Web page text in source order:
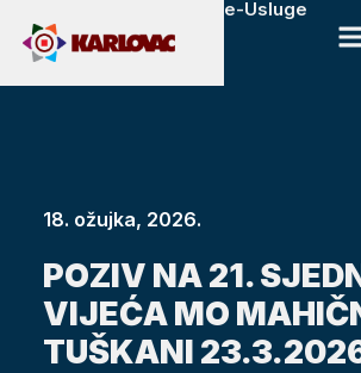
e-Usluge
18. ožujka, 2026.
POZIV NA 21.
VIJEĆA MO
TUŠKANI